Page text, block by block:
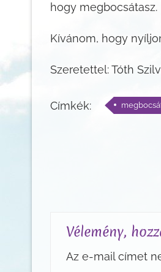
hogy megbocsátasz.
Kívánom, hogy
Szeretettel: Tóth
Címkék:
Vélemény,
Az e-mail címet